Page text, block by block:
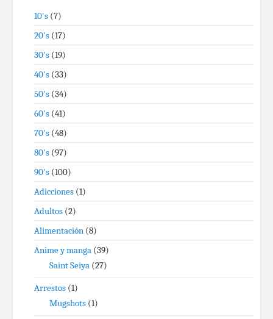
10's (7)
20's (17)
30's (19)
40's (33)
50's (34)
60's (41)
70's (48)
80's (97)
90's (100)
Adicciones (1)
Adultos (2)
Alimentación (8)
Anime y manga (39)
Saint Seiya (27)
Arrestos (1)
Mugshots (1)